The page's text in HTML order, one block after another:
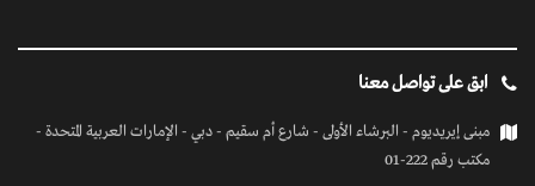
ابق على تواصل معنا
مبنى إيريديوم - البرشاء الأولى - شارع أم سقيم - دبي - الإمارات العربية المتحدة -
مكتب رقم 222-01